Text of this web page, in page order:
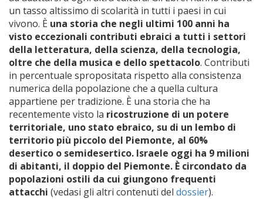
un tasso altissimo di scolarità in tutti i paesi in cui
vivono. È una storia che negli ultimi 100 anni ha
visto eccezionali contributi ebraici a tutti i settori
della letteratura, della scienza, della tecnologia,
oltre che della musica e dello spettacolo. Contributi
in percentuale spropositata rispetto alla consistenza
numerica della popolazione che a quella cultura
appartiene per tradizione. È una storia che ha
recentemente visto la ricostruzione di un potere
territoriale, uno stato ebraico, su di un lembo di
territorio più piccolo del Piemonte, al 60%
desertico o semidesertico. Israele oggi ha 9 milioni
di abitanti, il doppio del Piemonte. È circondato da
popolazioni ostili da cui giungono frequenti
attacchi (vedasi gli altri contenuti del dossier).